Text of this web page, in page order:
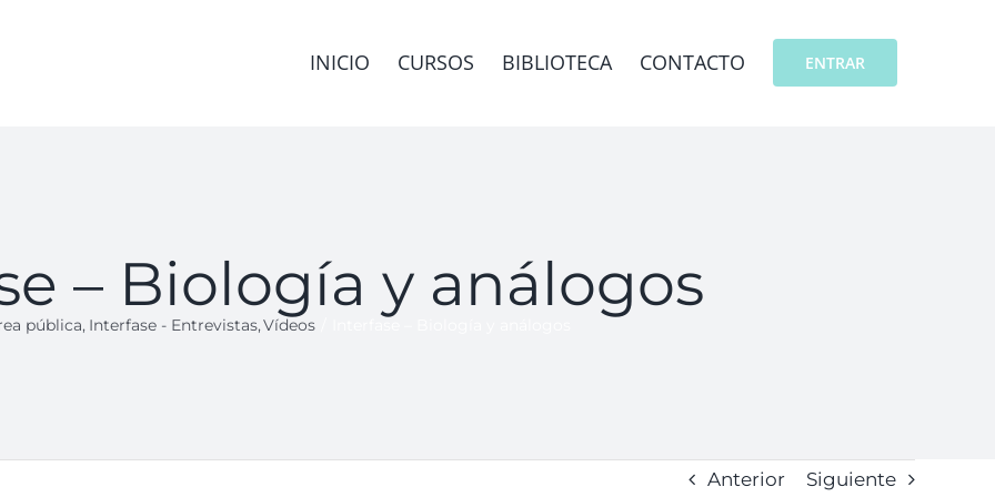
INICIO CURSOS BIBLIOTECA CONTACTO ENTRAR
– Biología y análogos
pública Interfase - Entrevistas Vídeos
Anterior Siguiente